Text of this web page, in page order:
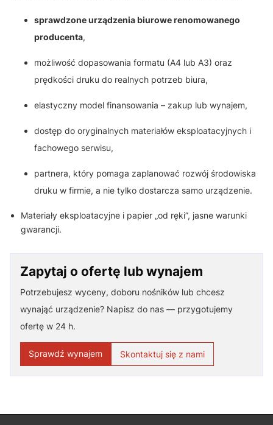
sprawdzone urządzenia biurowe renomowanego
producenta,
możliwość dopasowania formatu (A4 lub A3) oraz
prędkości druku do realnych potrzeb biura,
elastyczny model finansowania – zakup lub wynajem,
dostęp do oryginalnych materiałów eksploatacyjnych i
fachowego serwisu,
partnera, który pomaga zaplanować rozwój środowiska
druku w firmie, a nie tylko dostarcza samo urządzenie.
Materiały eksploatacyjne i papier „od ręki”, jasne warunki
gwarancji.
Zapytaj o ofertę lub wynajem
Potrzebujesz wyceny, doboru nośników lub chcesz
wynająć urządzenie? Napisz do nas — przygotujemy
ofertę w 24 h.
Sprawdź wynajem Skontaktuj się z nami